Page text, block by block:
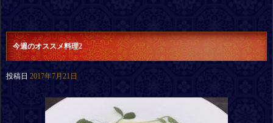
今週のオススメ料理2
投稿日 2017年7月21日